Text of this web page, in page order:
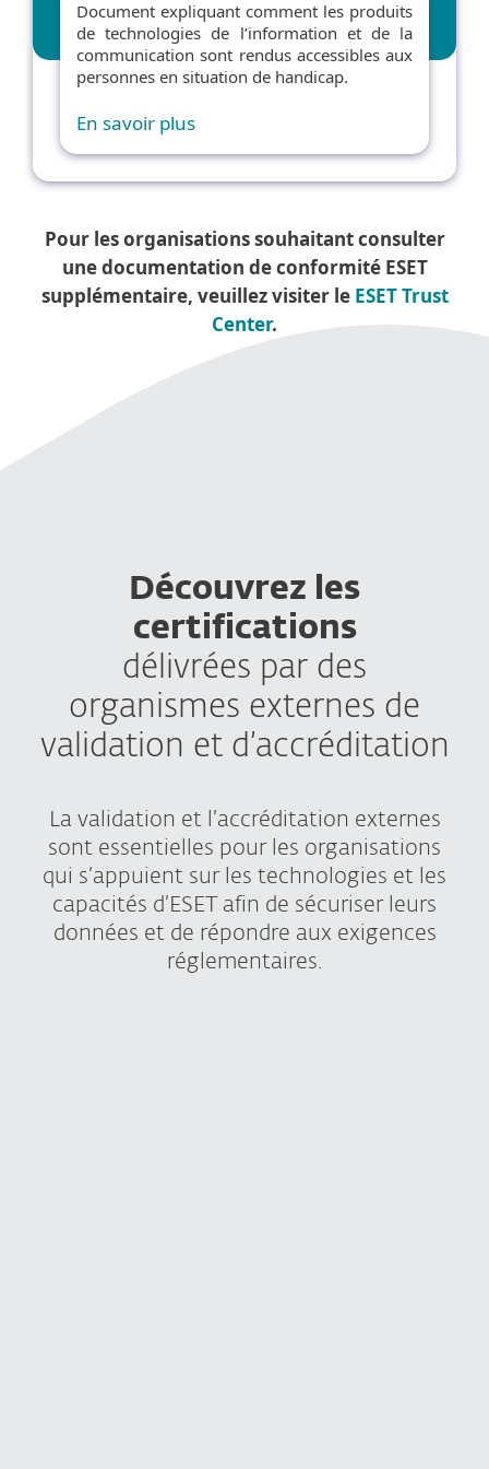
Document expliquant comment les produits
de technologies de l’information et de la
communication sont rendus accessibles aux
personnes en situation de handicap.
En savoir plus
Pour les organisations souhaitant consulter
une documentation de conformité ESET
supplémentaire, veuillez visiter le ESET Trust
Center.
Découvrez les
certifications
délivrées par des
organismes externes de
validation et d’accréditation
La validation et l’accréditation externes
sont essentielles pour les organisations
qui s’appuient sur les technologies et les
capacités d’ESET afin de sécuriser leurs
données et de répondre aux exigences
réglementaires.